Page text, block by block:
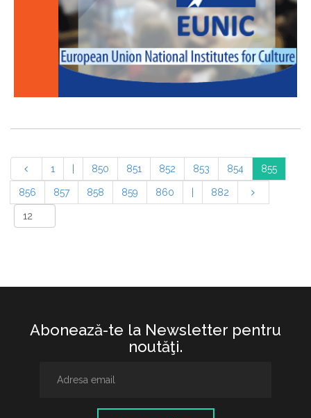
1 850 851 852 853 854 855
856 857 858 859 860 882
Abonează-te la Newsletter pentru
noutăţi.